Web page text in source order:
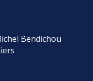
Bendichou